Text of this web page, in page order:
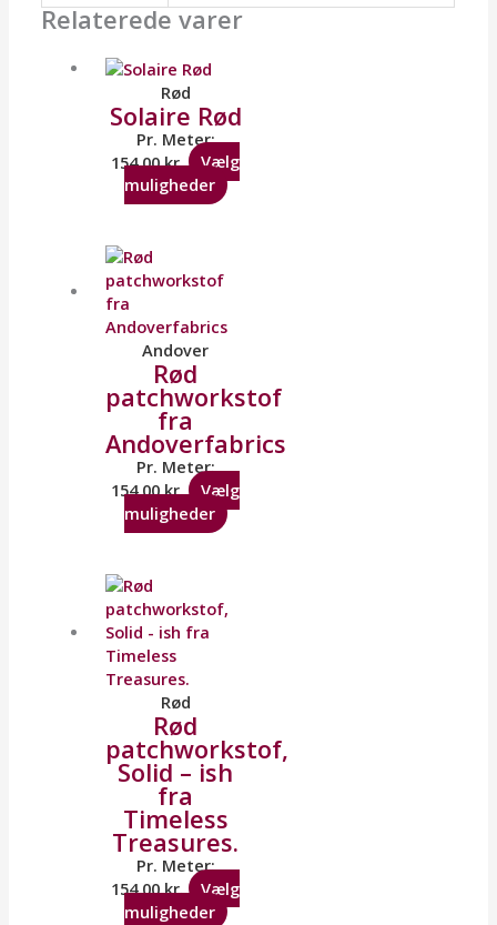
Relaterede varer
Rød
Solaire Rød
Pr. Meter:
154,00kr.
Vælg
muligheder
Andover
Rød
patchworkstof
fra
Andoverfabrics
Pr. Meter:
154,00kr.
Vælg
muligheder
Rød
Rød
patchworkstof,
Solid – ish
fra
Timeless
Treasures.
Pr. Meter:
154,00kr.
Vælg
muligheder